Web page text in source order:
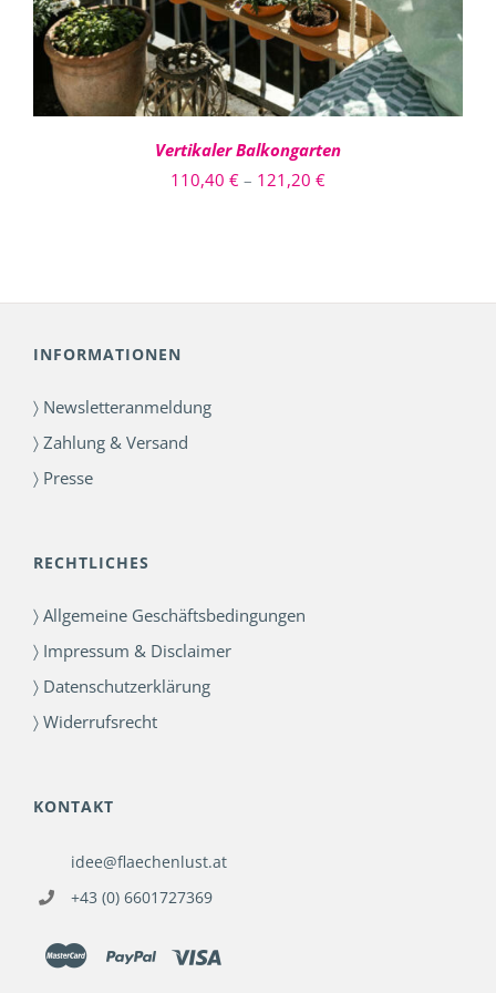
DIE
OPTIONEN
KÖNNEN
AUF
DER
GEWÄHLT
WERDEN
Vertikaler Balkongarten
110,40 € – 121,20 €Preisspanne:
INFORMATIONEN
〉 Newsletteranmeldung
〉 Zahlung & Versand
〉 Presse
RECHTLICHES
〉 Allgemeine Geschäftsbedingungen
〉 Impressum & Disclaimer
〉 Datenschutzerklärung
〉 Widerrufsrecht
KONTAKT
idee@flaechenlust.at
+43 (0) 6601727369